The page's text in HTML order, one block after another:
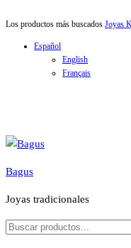
al
contenido
Los productos más buscados Joyas
Español
English
Français
Bagus
Joyas tradicionales